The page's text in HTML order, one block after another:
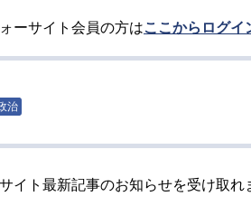
ーサイト会員の方はここからログイ
治
イト最新記事のお知らせを受け取れ